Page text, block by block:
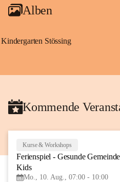
Alben
Kindergarten Stössing
Kommende
Kurse & Workshops
Ferienspiel - Gesunde
Kids
Mo., 10. Aug., 07:00 - 10:00